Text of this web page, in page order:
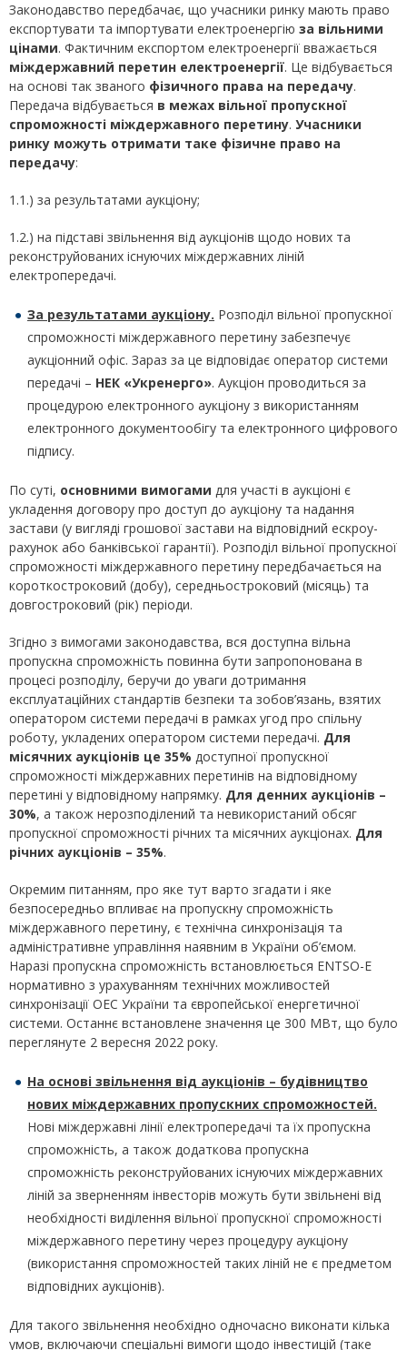
Законодавство передбачає, що учасники ринку мають право
експортувати та імпортувати електроенергію за вільними
цінами. Фактичним експортом електроенергії вважається
міждержавний перетин електроенергії. Це відбувається
на основі так званого фізичного права на передачу.
Передача відбувається в межах вільної пропускної
спроможності міждержавного перетину. Учасники
ринку можуть отримати таке фізичне право на
передачу:
1.1.) за результатами аукціону;
1.2.) на підставі звільнення від аукціонів щодо нових та
реконструйованих існуючих міждержавних ліній
електропередачі.
За результатами аукціону. Розподіл вільної пропускної
спроможності міждержавного перетину забезпечує
аукціонний офіс. Зараз за це відповідає оператор системи
передачі – НЕК «Укренерго». Аукціон проводиться за
процедурою електронного аукціону з використанням
електронного документообігу та електронного цифрового
підпису.
По суті, основними вимогами для участі в аукціоні є
укладення договору про доступ до аукціону та надання
застави (у вигляді грошової застави на відповідний ескроу-
рахунок або банківської гарантії). Розподіл вільної пропускної
спроможності міждержавного перетину передбачається на
короткостроковий (добу), середньостроковий (місяць) та
довгостроковий (рік) періоди.
Згідно з вимогами законодавства, вся доступна вільна
пропускна спроможність повинна бути запропонована в
процесі розподілу, беручи до уваги дотримання
експлуатаційних стандартів безпеки та зобов’язань, взятих
оператором системи передачі в рамках угод про спільну
роботу, укладених оператором системи передачі. Для
місячних аукціонів це 35% доступної пропускної
спроможності міждержавних перетинів на відповідному
перетині у відповідному напрямку. Для денних аукціонів –
30%, а також нерозподілений та невикористаний обсяг
пропускної спроможності річних та місячних аукціонах. Для
річних аукціонів – 35%.
Окремим питанням, про яке тут варто згадати і яке
безпосередньо впливає на пропускну спроможність
міждержавного перетину, є технічна синхронізація та
адміністративне управління наявним в України об’ємом.
Наразі пропускна спроможність встановлюється ENTSO-E
нормативно з урахуванням технічних можливостей
синхронізації ОЕС України та європейської енергетичної
системи. Останнє встановлене значення це 300 МВт, що було
переглянуте 2 вересня 2022 року.
На основі звільнення від аукціонів – будівництво
нових міждержавних пропускних спроможностей.
Нові міждержавні лінії електропередачі та їх пропускна
спроможність, а також додаткова пропускна
спроможність реконструйованих існуючих міждержавних
ліній за зверненням інвесторів можуть бути звільнені від
необхідності виділення вільної пропускної спроможності
міждержавного перетину через процедуру аукціону
(використання спроможностей таких ліній не є предметом
відповідних аукціонів).
Для такого звільнення необхідно одночасно виконати кілька
умов, включаючи спеціальні вимоги щодо інвестицій (таке